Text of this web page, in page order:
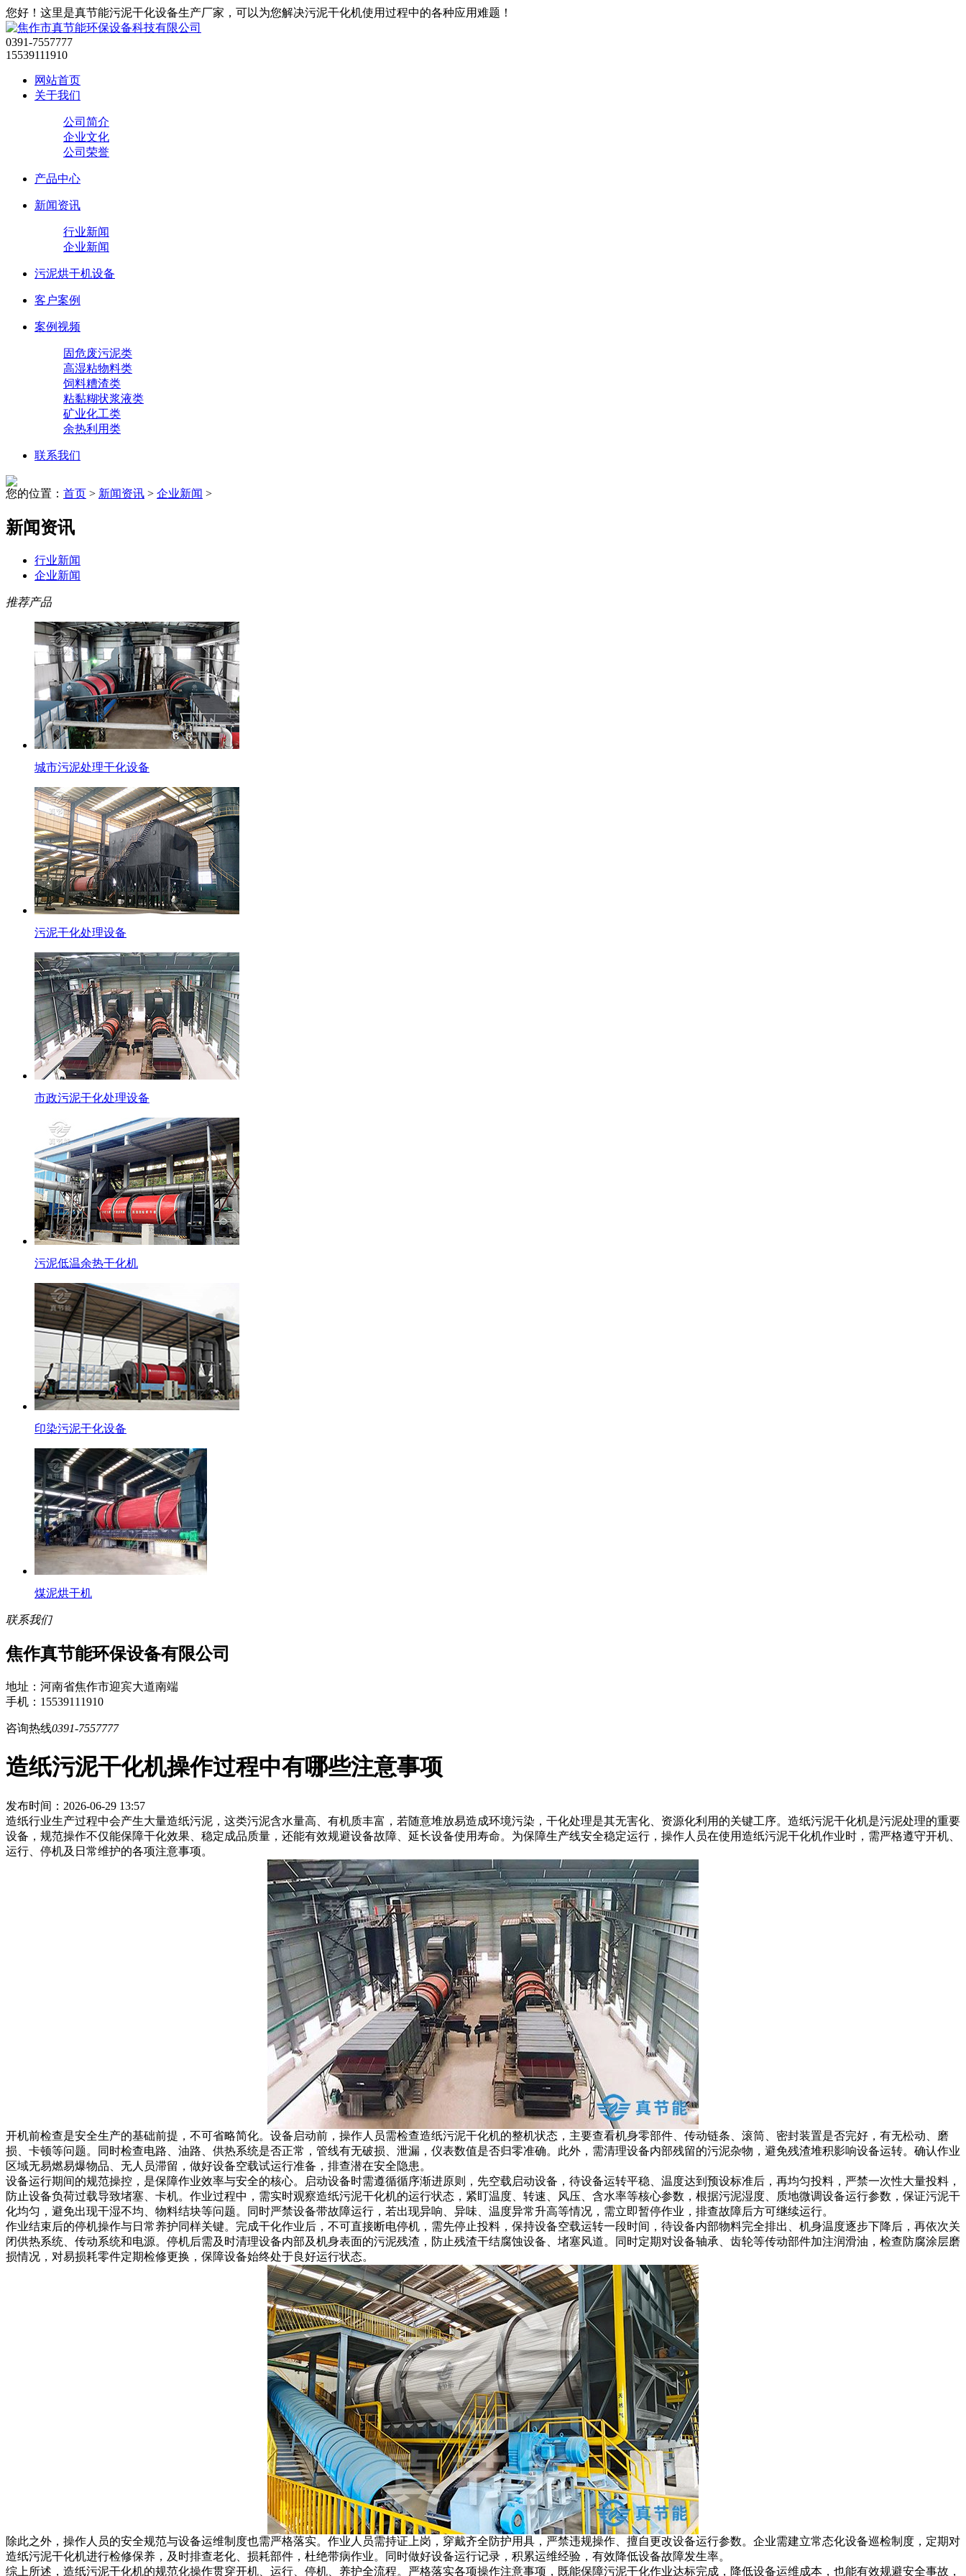
您好！这里是真节能污泥干化设备生产厂家，可以为您解决污泥干化机使用过程中的各种应用难题！
0391-7557777
15539111910
网站首页
关于我们
公司简介
企业文化
公司荣誉
产品中心
新闻资讯
行业新闻
企业新闻
污泥烘干机设备
客户案例
案例视频
固危废污泥类
高湿粘物料类
饲料糟渣类
粘黏糊状浆液类
矿业化工类
余热利用类
联系我们
您的位置： 首页 > 新闻资讯 > 企业新闻 >
新闻资讯
行业新闻
企业新闻
推荐产品
城市污泥处理干化设备
污泥干化处理设备
市政污泥干化处理设备
污泥低温余热干化机
印染污泥干化设备
煤泥烘干机
联系我们
焦作真节能环保设备有限公司
地址：河南省焦作市迎宾大道南端
手机：15539111910
咨询热线0391-7557777
造纸污泥干化机操作过程中有哪些注意事项
发布时间：2026-06-29 13:57
造纸行业生产过程中会产生大量造纸污泥，这类污泥含水量高、有机质丰富，若随意堆放易造成环境污染，干化处理是其无害化、资源化利用的关键工序。造纸污泥干化机是污泥处理的重要
设备，规范操作不仅能保障干化效果、稳定成品质量，还能有效规避设备故障、延长设备使用寿命。为保障生产线安全稳定运行，操作人员在使用造纸污泥干化机作业时，需严格遵守开机、
运行、停机及日常维护的各项注意事项。
开机前检查是安全生产的基础前提，不可省略简化。设备启动前，操作人员需检查造纸污泥干化机的整机状态，主要查看机身零部件、传动链条、滚筒、密封装置是否完好，有无松动、磨
损、卡顿等问题。同时检查电路、油路、供热系统是否正常，管线有无破损、泄漏，仪表数值是否归零准确。此外，需清理设备内部残留的污泥杂物，避免残渣堆积影响设备运转。确认作业
区域无易燃易爆物品、无人员滞留，做好设备空载试运行准备，排查潜在安全隐患。
设备运行期间的规范操控，是保障作业效率与安全的核心。启动设备时需遵循循序渐进原则，先空载启动设备，待设备运转平稳、温度达到预设标准后，再均匀投料，严禁一次性大量投料，
防止设备负荷过载导致堵塞、卡机。作业过程中，需实时观察造纸污泥干化机的运行状态，紧盯温度、转速、风压、含水率等核心参数，根据污泥湿度、质地微调设备运行参数，保证污泥干
化均匀，避免出现干湿不均、物料结块等问题。同时严禁设备带故障运行，若出现异响、异味、温度异常升高等情况，需立即暂停作业，排查故障后方可继续运行。
作业结束后的停机操作与日常养护同样关键。完成干化作业后，不可直接断电停机，需先停止投料，保持设备空载运转一段时间，待设备内部物料完全排出、机身温度逐步下降后，再依次关
闭供热系统、传动系统和电源。停机后需及时清理设备内部及机身表面的污泥残渣，防止残渣干结腐蚀设备、堵塞风道。同时定期对设备轴承、齿轮等传动部件加注润滑油，检查防腐涂层磨
损情况，对易损耗零件定期检修更换，保障设备始终处于良好运行状态。
除此之外，操作人员的安全规范与设备运维制度也需严格落实。作业人员需持证上岗，穿戴齐全防护用具，严禁违规操作、擅自更改设备运行参数。企业需建立常态化设备巡检制度，定期对
造纸污泥干化机进行检修保养，及时排查老化、损耗部件，杜绝带病作业。同时做好设备运行记录，积累运维经验，有效降低设备故障发生率。
综上所述，造纸污泥干化机的规范化操作贯穿开机、运行、停机、养护全流程。严格落实各项操作注意事项，既能保障污泥干化作业达标完成，降低设备运维成本，也能有效规避安全事故，